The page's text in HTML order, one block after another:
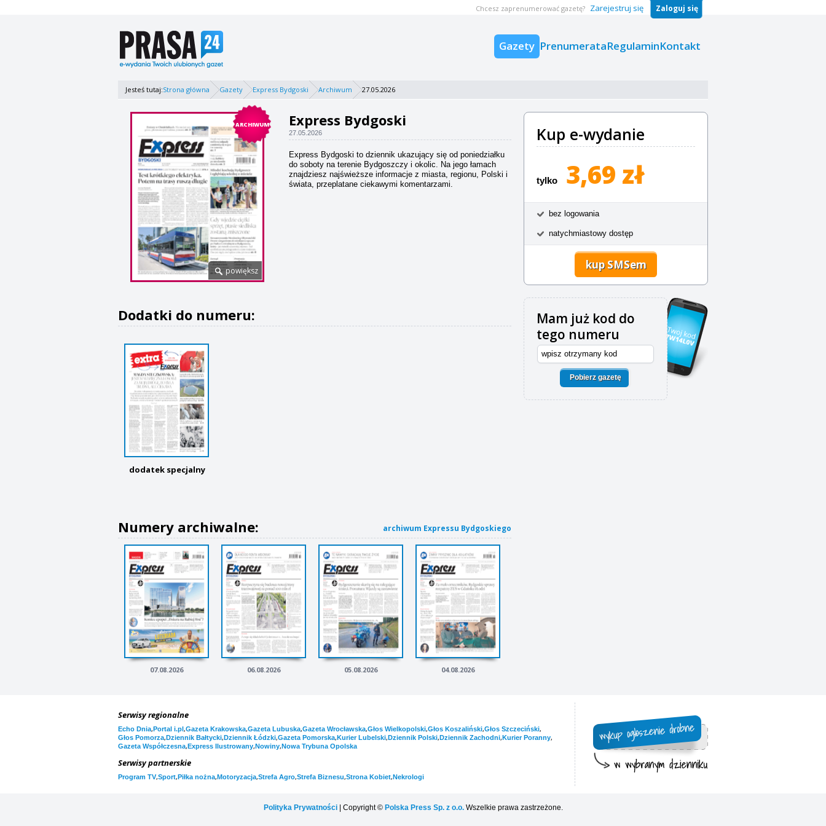
Gazety PrenumerataRegulaminKontakt
Chcesz zaprenumerować gazetę? Zarejestruj się Zaloguj się
Jesteś tutaj:Strona główna Gazety Express Bydgoski Archiwum 27.05.2026
ARCHIWUM
powiększ
Express Bydgoski
27.05.2026
Express Bydgoski to dziennik ukazujący się od poniedziałku
do soboty na terenie Bydgoszczy i okolic. Na jego łamach
znajdziesz najświeższe informacje z miasta, regionu, Polski i
świata, przeplatane ciekawymi komentarzami.
Dodatki do numeru:
dodatek specjalny
Kup e-wydanie
tylko 3,69 zł
bez logowania
natychmiastowy dostęp
kup SMSem
Mam już kod do
tego numeru
Pobierz gazetę
Numery archiwalne: archiwum Expressu Bydgoskiego
07.08.2026 06.08.2026 05.08.2026 04.08.2026
Serwisy regionalne
Echo Dnia,Portal i.pl,Gazeta Krakowska,Gazeta Lubuska,Gazeta Wrocławska,Głos Wielkopolski,Głos Koszaliński,Głos Szczeciński,
Głos Pomorza,Dziennik Bałtycki,Dziennik Łódzki,Gazeta Pomorska,Kurier Lubelski,Dziennik Polski,Dziennik Zachodni,Kurier Poranny,
Gazeta Współczesna,Express Ilustrowany,Nowiny,Nowa Trybuna Opolska
Serwisy partnerskie
Program TV,Sport,Piłka nożna,Motoryzacja,Strefa Agro,Strefa Biznesu,Strona Kobiet,Nekrologi
Polityka Prywatności| Copyright © Polska Press Sp. z o.o. Wszelkie prawa zastrzeżone.